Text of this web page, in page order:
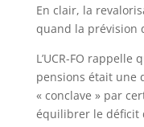
En clair, la
quand la prévision
L’UCR-FO
pensions était une
« conclave » par
équilibrer le déficit